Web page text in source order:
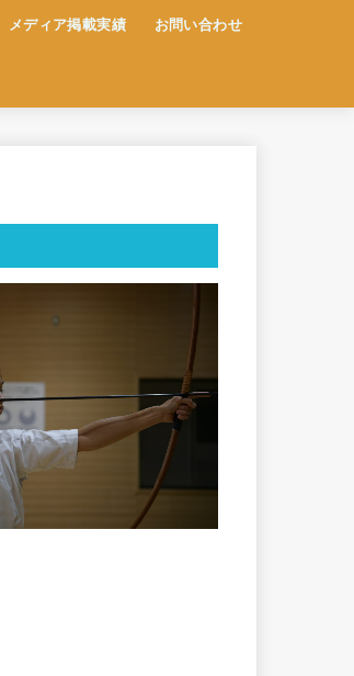
メディア掲載実績 お問い合わせ